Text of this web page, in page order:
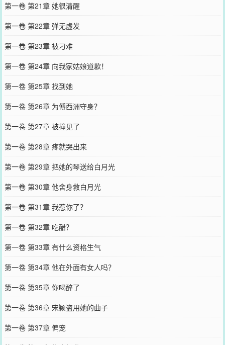
第一卷 第21章 她很清醒
第一卷 第22章 弹无虚发
第一卷 第23章 被刁难
第一卷 第24章 向我家姑娘道歉！
第一卷 第25章 找到她
第一卷 第26章 为傅西洲守身？
第一卷 第27章 被撞见了
第一卷 第28章 疼就哭出来
第一卷 第29章 把她的琴送给白月光
第一卷 第30章 他舍身救白月光
第一卷 第31章 我惹你了？
第一卷 第32章 吃醋？
第一卷 第33章 有什么资格生气
第一卷 第34章 他在外面有女人吗？
第一卷 第35章 你喝醉了
第一卷 第36章 宋颖盗用她的曲子
第一卷 第37章 偏宠